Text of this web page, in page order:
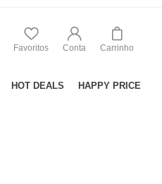
Favoritos Conta Carrinho
HOT DEALS HAPPY PRICE